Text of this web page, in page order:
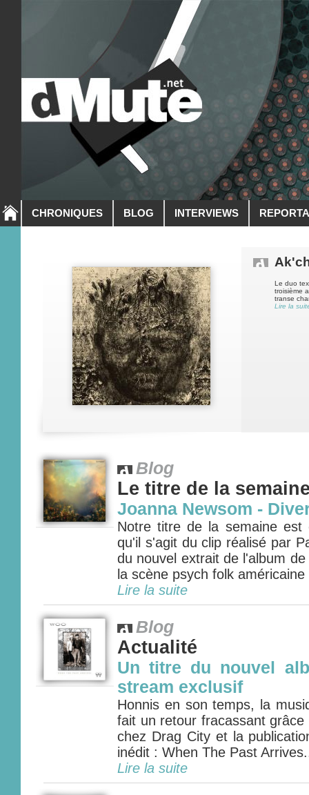
CHRONIQUES BLOG INTERVIEWS
Le duo
troisième
transe
Lire la
Blog
Le titre de la
Joanna Newsom -
Notre titre de la semaine est
qu'il s'agit du clip réalisé par
du nouvel extrait de l'album
la scène psych folk américaine
Lire la suite
Blog
Actualité
Un titre du nouvel
stream exclusif
Honnis en son temps, la
fait un retour fracassant grâce
chez Drag City et la
inédit : When The Past
Lire la suite